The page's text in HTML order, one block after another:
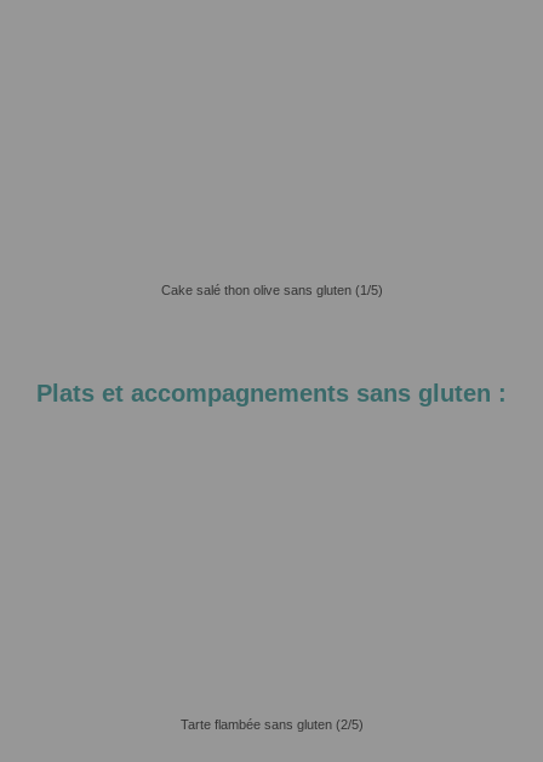
Cake salé thon olive sans gluten (1/5)
Plats et accompagnements sans gluten :
Tarte flambée sans gluten (2/5)